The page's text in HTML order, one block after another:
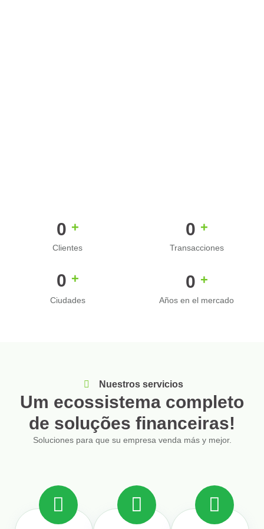
0 +
Clientes
0 +
Transacciones
0 +
Ciudades
0 +
Años en el mercado
Nuestros servicios
Um ecossistema completo
de soluções financeiras!
Soluciones para que su empresa venda más y mejor.